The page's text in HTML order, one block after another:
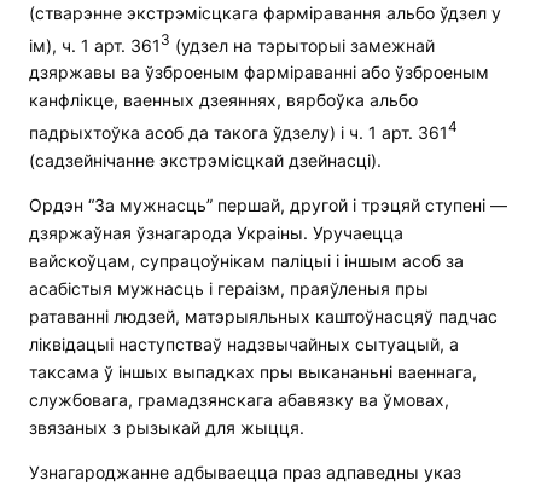
(стварэнне экстрэмісцкага фарміравання альбо ўдзел у
ім), ч. 1 арт. 361 3 (удзел на тэрыторыі замежнай
дзяржавы ва ўзброеным фарміраванні або ўзброеным
канфлікце, ваенных дзеяннях, вярбоўка альбо
падрыхтоўка асоб да такога ўдзелу) і ч. 1 арт. 3614
(садзейнічанне экстрэмісцкай дзейнасці).
Ордэн “За мужнасць” першай, другой і трэцяй ступені —
дзяржаўная ўзнагарода Украіны. Уручаецца
вайскоўцам, супрацоўнікам паліцыі і іншым асоб за
асабістыя мужнасць і гераізм, праяўленыя пры
ратаванні людзей, матэрыяльных каштоўнасцяў падчас
ліквідацыі наступстваў надзвычайных сытуацый, а
таксама ў іншых выпадках пры выкананьні ваеннага,
службовага, грамадзянскага абавязку ва ўмовах,
звязаных з рызыкай для жыцця.
Узнагароджанне адбываецца праз адпаведны указ